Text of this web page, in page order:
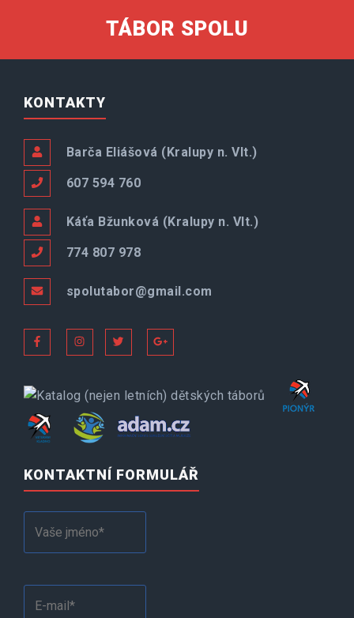
TÁBOR SPOLU
KONTAKTY
Barča Eliášová (Kralupy n. Vlt.)
607 594 760
Káťa Bžunková (Kralupy n. Vlt.)
774 807 978
spolutabor@gmail.com
KONTAKTNÍ FORMULÁŘ